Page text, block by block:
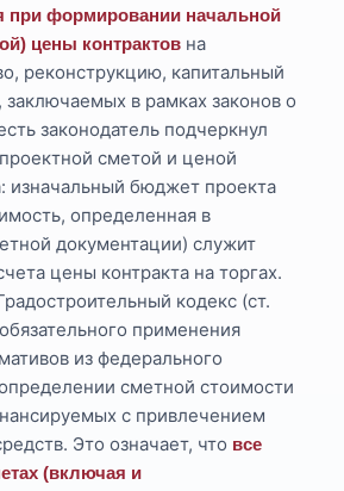
при формировании начальной
цены контрактов на
реконструкцию, капитальный
заключаемых в рамках законов о
законодатель подчеркнул
сметой и ценой
изначальный бюджет проекта
определенная в
документации) служит
цены контракта на торгах.
кодекс (ст.
применения
из федерального
сметной стоимости
с привлечением
Это означает, что все
(включая и